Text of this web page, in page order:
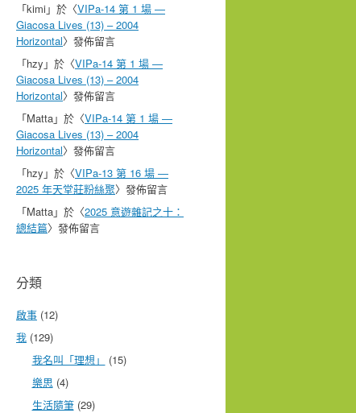
「kimi 」於〈VIPa-14 第 1 場 —
Giacosa Lives (13) – 2004
Horizontal〉發佈留言
「hzy 」於〈VIPa-14 第 1 場 —
Giacosa Lives (13) – 2004
Horizontal〉發佈留言
「Matta」於〈VIPa-14 第 1 場 —
Giacosa Lives (13) – 2004
Horizontal〉發佈留言
「hzy 」於〈VIPa-13 第 16 場 —
2025 年天堂莊粉絲聚〉發佈留言
「Matta」於〈2025 意遊雜記之十：
總結篇〉發佈留言
分類
啟事 (12)
我 (129)
我名叫「理想」
(15)
樂思 (4)
生活隨筆(29)